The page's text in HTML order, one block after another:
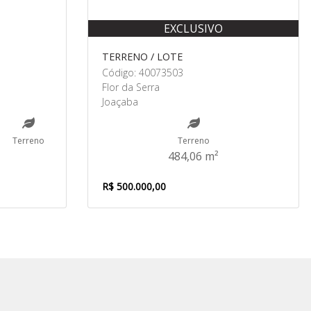
Terreno
EXCLUSIVO
TERRENO / LOTE
Código: 40073503
Flor da Serra
Joaçaba
Terreno
484,06 m²
R$ 500.000,00